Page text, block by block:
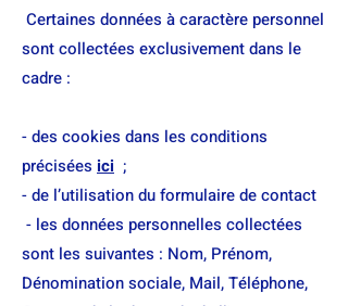
Certaines données à caractère personnel
sont collectées exclusivement dans le
cadre :
- des cookies dans les conditions
précisées ici ;
- de l’utilisation du formulaire de contact
- les données personnelles collectées
sont les suivantes : Nom, Prénom,
Dénomination sociale, Mail, Téléphone,